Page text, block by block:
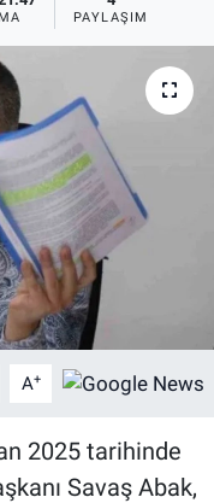
PAYLAŞIM
A+
2025 tarihinde
Savaş Abak,